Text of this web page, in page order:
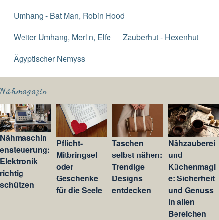
Umhang - Bat Man, Robin Hood
Weiter Umhang, Merlin, Elfe
Zauberhut - Hexenhut
Ägyptischer Nemyss
Nähmagazin
Nähmaschin
ensteuerung:
Elektronik
richtig
schützen
Pflicht-
Mitbringsel
oder
Geschenke
für die Seele
Taschen
selbst nähen:
Trendige
Designs
entdecken
Nähzauberei
und
Küchenmagi
e: Sicherheit
und Genuss
in allen
Bereichen